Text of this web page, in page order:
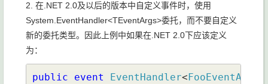
2. 在.NET 2.0及以后的版本中自定义事件时，使用
System.EventHandler<TEventArgs>委托，而不要自定义
新的委托类型。因此上例中如果在.NET 2.0下应该定义
为：
public event EventHandler<FooEventArgs